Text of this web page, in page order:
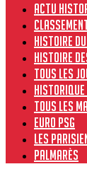
Actu
Histoire du
Histoire
Tous les
Tous les
Euro PSG
Les
Palmarès